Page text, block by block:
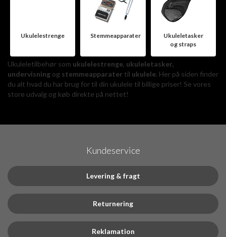
Ukulelestrenge Stemmeapparater
Ukuleletasker
og straps
Ukuleletilbehør som ukulelestrenge, ukuleletasker,
undervisning og stemmeapparater til ukulele. Her på siden finder
du alt hvad du har brug for til din ukulele til billige priser! Se vores
store udvalg og køb direkte på nettet!
Kundeservice
Levering & fragt
Returnering
Reklamation